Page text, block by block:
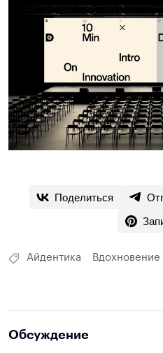
Поделиться
Айдентика Вдохновение
Обсуждение